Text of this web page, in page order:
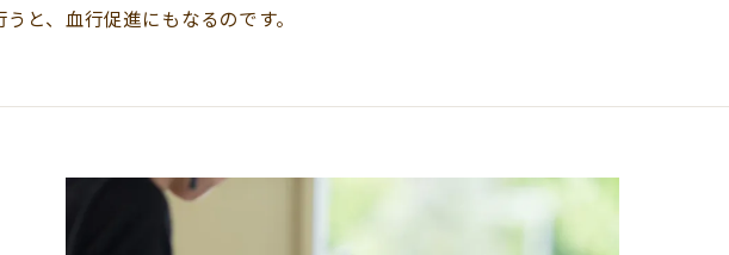
と、血行促進にもなるのです。